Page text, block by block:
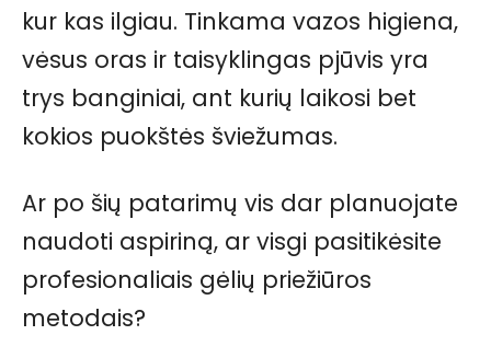
kur kas ilgiau. Tinkama vazos higiena,
vėsus oras ir taisyklingas pjūvis yra
trys banginiai, ant kurių laikosi bet
kokios puokštės šviežumas.
Ar po šių patarimų vis dar planuojate
naudoti aspiriną, ar visgi pasitikėsite
profesionaliais gėlių priežiūros
metodais?